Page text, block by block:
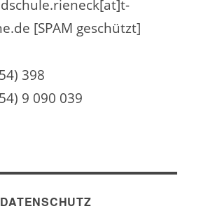
[SPAM geschützt]
398
9 090 039